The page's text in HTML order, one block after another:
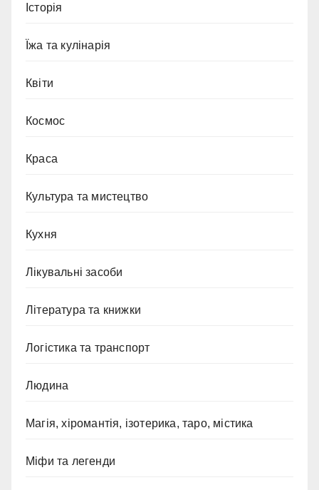
Історія
Їжа та кулінарія
Квіти
Космос
Краса
Культура та мистецтво
Кухня
Лікувальні засоби
Література та книжки
Логістика та транспорт
Людина
Магія, хіромантія, ізотерика, таро, містика
Міфи та легенди